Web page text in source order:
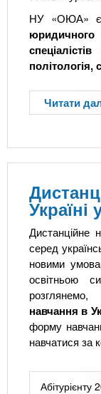
НУ «ОЮА»
політологія,
Читати
Україні
Дистанційне
серед
новими
освітньою
розглянемо,
навчання в
форму
навчатися за
Абітурієнту